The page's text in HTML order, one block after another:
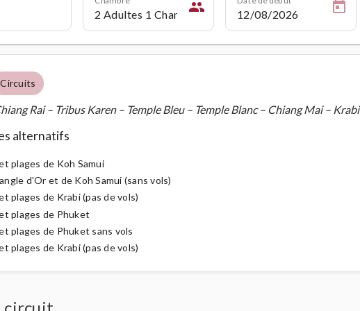
people
Circuits
Rai – Tribus Karen – Temple Bleu – Temple Blanc – Chiang Mai – Krabi
alternatifs
plages de Koh Samui
d'Or et de Koh Samui (sans vols)
plages de Krabi (pas de vols)
plages de Phuket
plages de Phuket sans vols
plages de Krabi (pas de vols)